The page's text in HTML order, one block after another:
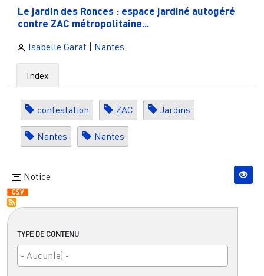
TYPE DE CONTENU
Le jardin des Ronces : espace jardiné autogéré
contre ZAC métropolitaine...
Isabelle Garat | Nantes
Index
contestation ZAC Jardins
Nantes Nantes
Notice